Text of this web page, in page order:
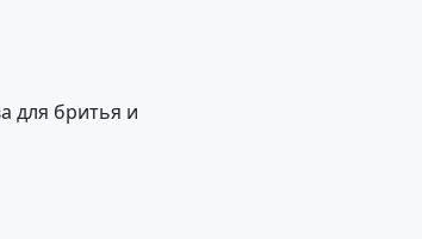
для бритья и